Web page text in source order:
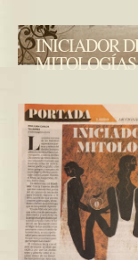
INICIADOR
MITOLOGÍAS